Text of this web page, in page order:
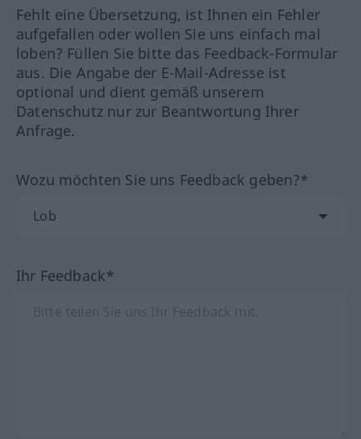
Fehlt eine Übersetzung, ist Ihnen ein Fehler
aufgefallen oder wollen Sie uns einfach mal
loben? Füllen Sie bitte das Feedback-Formular
aus. Die Angabe der E-Mail-Adresse ist
optional und dient gemäß unserem
Datenschutz nur zur Beantwortung Ihrer
Anfrage.
Wozu möchten Sie uns Feedback geben?*
Ihr Feedback*